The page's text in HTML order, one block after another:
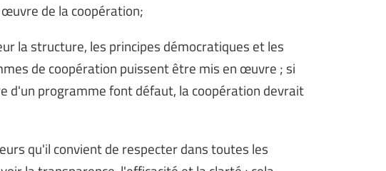
de la coopération;
la structure, les principes démocratiques et les
de coopération puissent être mis en œuvre ; si
d'un programme font défaut, la coopération devrait
qu'il convient de respecter dans toutes les